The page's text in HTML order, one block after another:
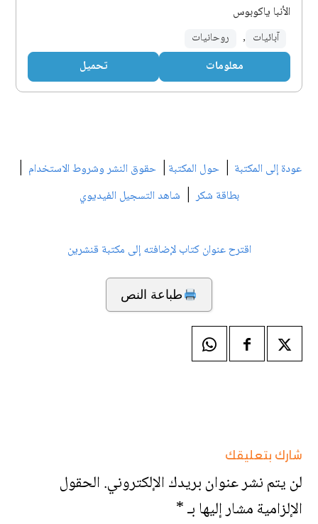
الأنبا ياكوبوس
آبائيات , روحانيات
معلومات تحميل
عودة إلى المكتبة | حول المكتبة | حقوق النشر وشروط الاستخدام |
بطاقة شكر| شاهد التسجيل الفيديوي
اقترح عنوان كتاب لإضافته إلى مكتبة قنشرين
طباعة النص
شارك بتعليقك
لن يتم نشر عنوان بريدك الإلكتروني.الحقول
الإلزامية مشار إليها بـ*